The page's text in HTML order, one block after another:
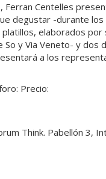
Ferran Centelles
degustar -durante
platillos, elaborados
So y Via Veneto- y
a los
Precio:
Think. Pabellón 3,